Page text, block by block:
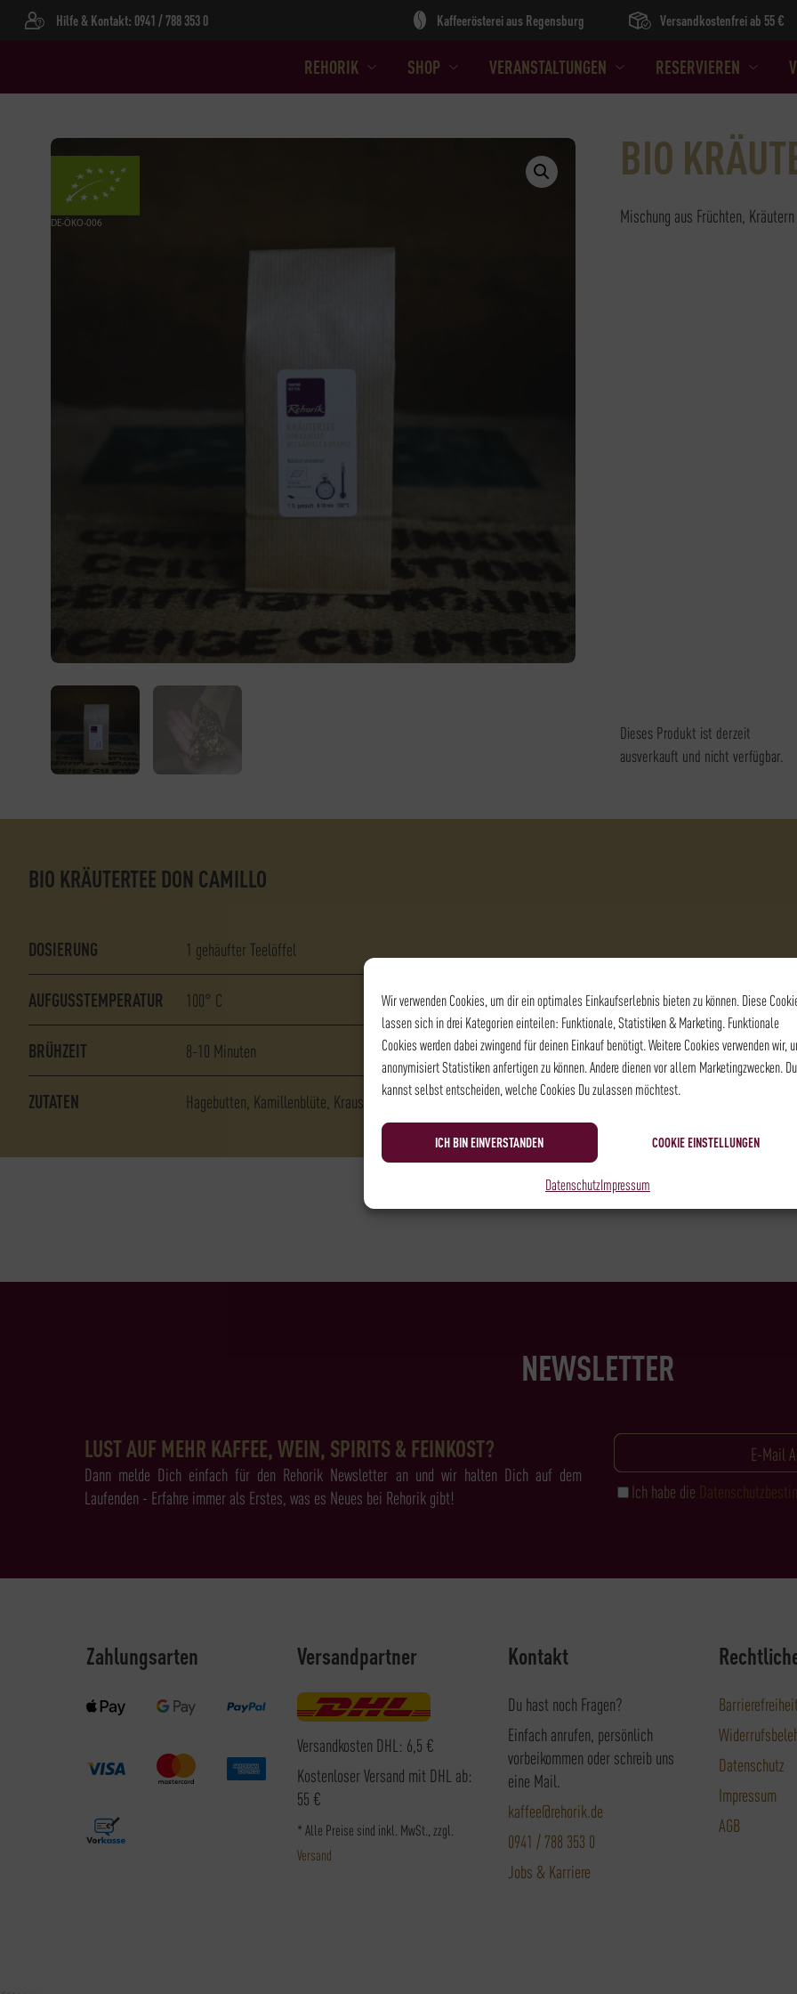
Wir verwenden Cookies, um dir ein optimales Einkaufserlebnis bieten zu können. Diese
lassen sich in drei Kategorien einteilen: Funktionale, Statistiken & Marketing. Funktionale
Cookies werden dabei zwingend für deinen Einkauf benötigt. Weitere Cookies verwenden wir,
anonymisiert Statistiken anfertigen zu können. Andere dienen vor allem Marketingzwecken. Du
kannst selbst entscheiden, welche Cookies Du zulassen möchtest.
ICH BIN EINVERSTANDEN COOKIE EINSTELLUNGEN
DatenschutzImpressum
REHORIK SHOP VERANSTALTUNGEN RESERVIEREN
Hilfe & Kontakt: 0941 / 788 353 0 Kaffeerösterei aus Regensburg Versandkostenfrei ab 55 €
BIO
Mischung aus Früchten,
DE-ÖKO-006
Dieses Produkt ist derzeit
ausverkauft und nicht verfügbar.
BIO KRÄUTERTEE DON CAMILLO
DOSIERUNG 1 gehäufter Teelöffel
AUFGUSSTEMPERATUR 100° C
BRÜHZEIT 8-10 Minuten
ZUTATEN Hagebutten Kamillenblüte Krauseminze Lemongras Zitrusöl Zitrusschalen
NEWSLETTER
LUST AUF MEHR KAFFEE, WEIN, SPIRITS & FEINKOST?
Dann melde Dich einfach für den Rehorik Newsletter an und wir halten Dich auf dem
Laufenden - Erfahre immer als Erstes, was es Neues bei Rehorik gibt!
Ich habe die
Zahlungsarten Versandpartner
Versandkosten DHL: 6,5 €
Kostenloser Versand mit DHL ab:
55 €
* Alle Preise sind inkl. MwSt., zzgl.
Versand
Kontakt
Du hast noch Fragen?
Einfach anrufen, persönlich
vorbeikommen oder schreib uns
eine Mail.
kaffee@rehorik.de
0941 / 788 353 0
Jobs & Karriere
Barrierefreiheit
Datenschutz
Impressum
AGB